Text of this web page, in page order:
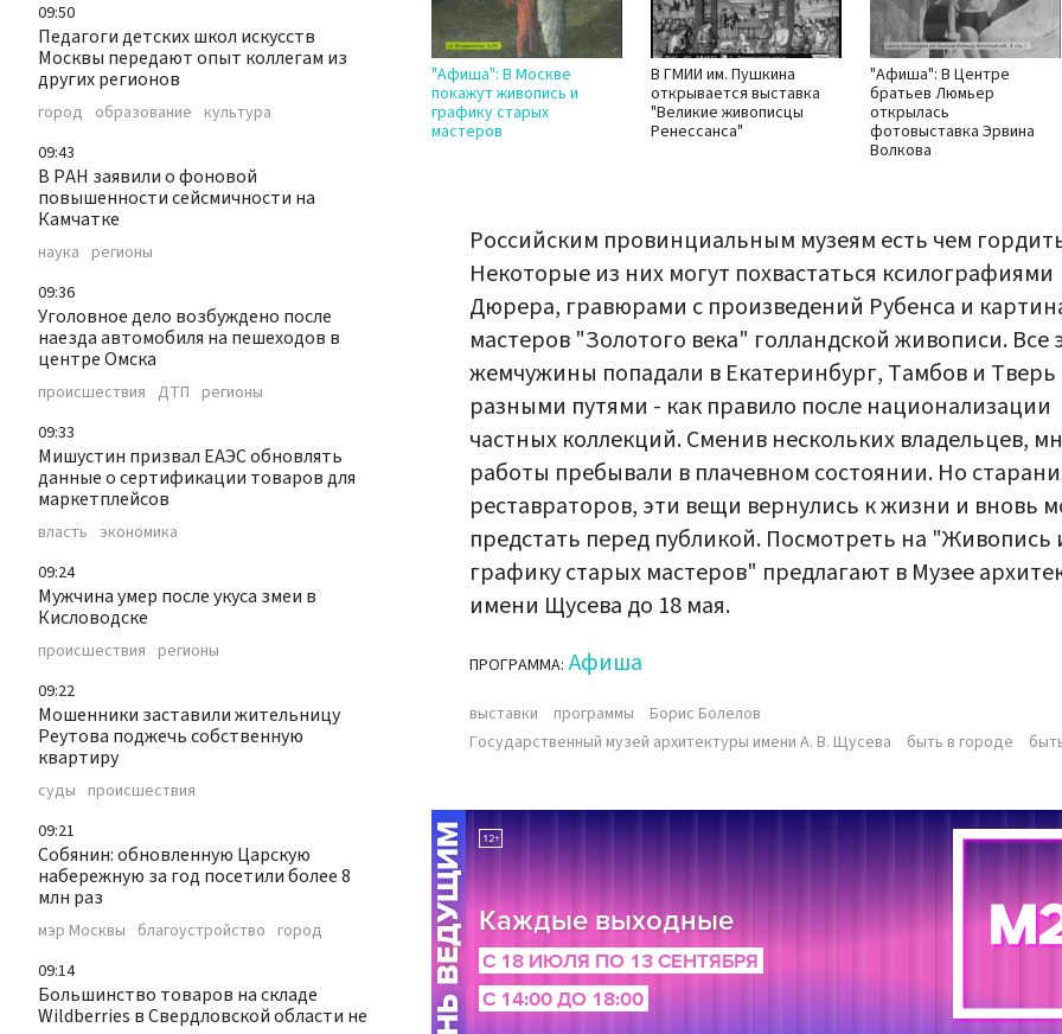
09:50
Педагоги детских школ искусств
Москвы передают опыт коллегам из
других регионов
город образование культура
09:43
В РАН заявили о фоновой
повышенности сейсмичности на
Камчатке
наука регионы
09:36
Уголовное дело возбуждено после
наезда автомобиля на пешеходов в
центре Омска
происшествия ДТП регионы
09:33
Мишустин призвал ЕАЭС обновлять
данные о сертификации товаров для
маркетплейсов
власть экономика
09:24
Мужчина умер после укуса змеи в
Кисловодске
происшествия регионы
09:22
Мошенники заставили жительницу
Реутова поджечь собственную
квартиру
суды происшествия
09:21
Собянин: обновленную Царскую
набережную за год посетили более 8
млн раз
мэр Москвы благоустройство город
09:14
Большинство товаров на складе
Wildberries в Свердловской области не
"Афиша": В Москве
покажут живопись и
графику старых
мастеров
В ГМИИ им. Пушкина
открывается выставка
"Великие живописцы
Ренессанса"
"Афиша": В Центре
братьев Люмьер
открылась
фотовыставка Эрвина
Волкова
Российским провинциальным музеям есть чем
Некоторые из них могут похвастаться ксилографиями
Дюрера, гравюрами с произведений Рубенса и
мастеров "Золотого века" голландской живописи. Все
жемчужины попадали в Екатеринбург, Тамбов и Тверь
разными путями - как правило после национализации
частных коллекций. Сменив нескольких владельцев,
работы пребывали в плачевном состоянии. Но
реставраторов, эти вещи вернулись к жизни и вновь
предстать перед публикой. Посмотреть на "Живопись
графику старых мастеров" предлагают в Музее
имени Щусева до 18 мая.
ПРОГРАММА: Афиша
выставки программы
Борис Болелов
Государственный музей архитектуры имени А. В. Щусева
быть в городе